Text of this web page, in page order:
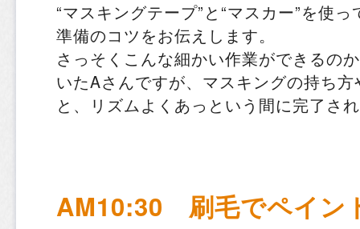
“マスキングテープ”と“マスカー”を使
準備のコツをお伝えします。
さっそくこんな細かい作業ができるの
いたAさんですが、マスキングの持ち
と、リズムよくあっという間に完了さ
AM10:30 刷毛でペイン